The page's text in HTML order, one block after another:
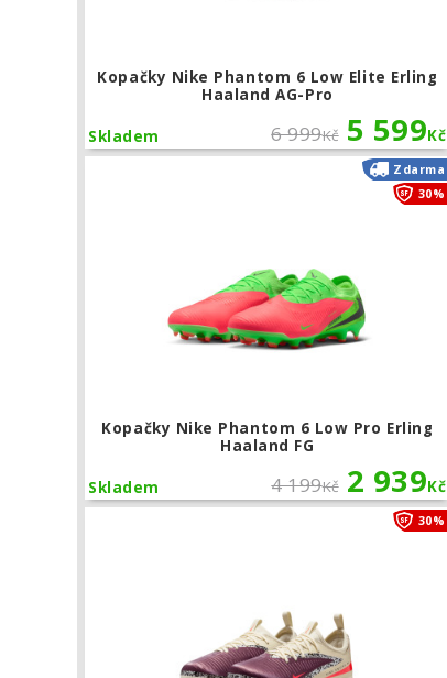
Kopačky Nike Phantom 6 Low Elite Erling
Haaland AG-Pro
6 999Kč 5 599Kč
Skladem
Kopačky Nike Phantom 6 Low Pro Erling
Haaland FG
4 199Kč 2 939Kč
Skladem
Zdarma
30%
30%